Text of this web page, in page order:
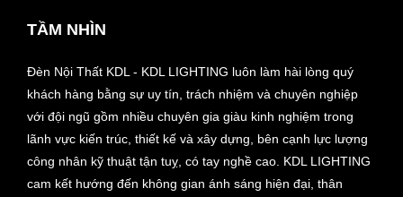
TẦM NHÌN
Đèn Nội Thất KDL - KDL LIGHTING luôn làm hài lòng quý
khách hàng bằng sự uy tín, trách nhiệm và chuyên nghiệp
với đội ngũ gồm nhiều chuyên gia giàu kinh nghiệm trong
lãnh vực kiến trúc, thiết kế và xây dựng, bên cạnh lực lượng
công nhân kỹ thuật tận tuỵ, có tay nghề cao. KDL LIGHTING
cam kết hướng đến không gian ánh sáng hiện đại, thân